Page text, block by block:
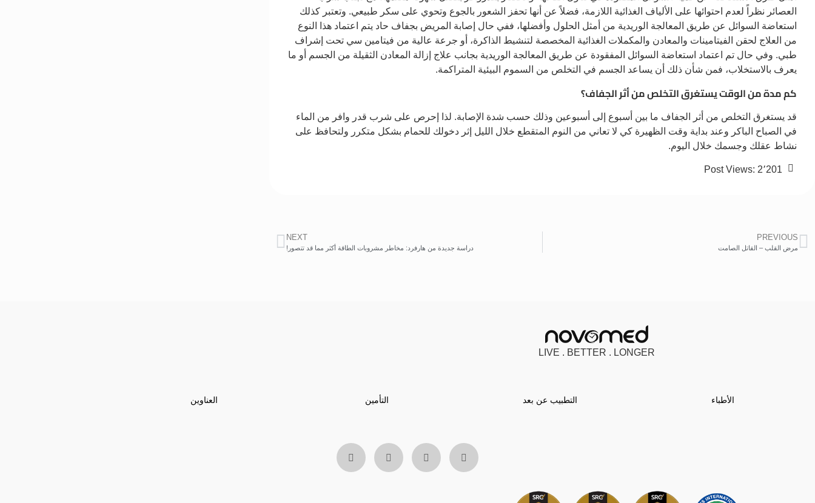
العصائر نظراً لعدم احتوائها على الألياف الغذائية اللازمة، فضلاً عن أنها تحفز الشعور بالجوع وتحوي على سكر طبيعي. وتعتبر كذلك
استعاضة السوائل عن طريق المعالجة الوريدية من أمثل الحلول وأفضلها، ففي حال إصابة المريض بجفاف حاد يتم اعتماد هذا النوع
من العلاج لحقن الفيتامينات والمعادن والمكملات الغذائية المخصصة لتنشيط الذاكرة، أو جرعة عالية من فيتامين سي تحت إشراف
طبي. وفي حال تم اعتماد استعاضة السوائل المفقودة عن طريق المعالجة الوريدية بجانب علاج إزالة المعادن الثقيلة من الجسم أو ما
يعرف بالاستخلاب، فمن شأن ذلك أن يساعد الجسم في التخلص من السموم البيئية المتراكمة.
كم مدة من الوقت يستغرق التخلص من أثر الجفاف؟
قد يستغرق التخلص من أثر الجفاف ما بين أسبوع إلى أسبوعين وذلك حسب شدة الإصابة. لذا إحرص على شرب قدر وافر من الماء
في الصباح الباكر وعند بداية وقت الظهيرة كي لا تعاني من النوم المتقطع خلال الليل إثر دخولك للحمام بشكل متكرر ولتحافظ على
نشاط عقلك وجسمك خلال اليوم.
Post Views: 2٬201
PREVIOUS
مرض القلب – القاتل الصامت
NEXT
دراسة جديدة من هارفرد: مخاطر مشروبات الطاقة أكثر مما قد تتصور!
LIVE . BETTER . LONGER
الأطباء التطبيب عن بعد التأمين العناوين